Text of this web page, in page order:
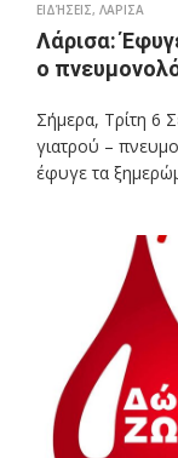
ΕΙΔΉΣΕΙΣ, ΛΑΡΙΣΑ
Λάρισα:
ο
Σήμερα, Τρίτη 6
γιατρού –
έφυγε τα